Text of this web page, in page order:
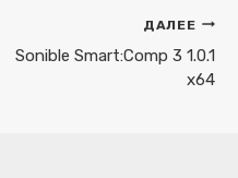
ДАЛЕЕ
Sonible Smart:Comp 3 1.0.1
x64